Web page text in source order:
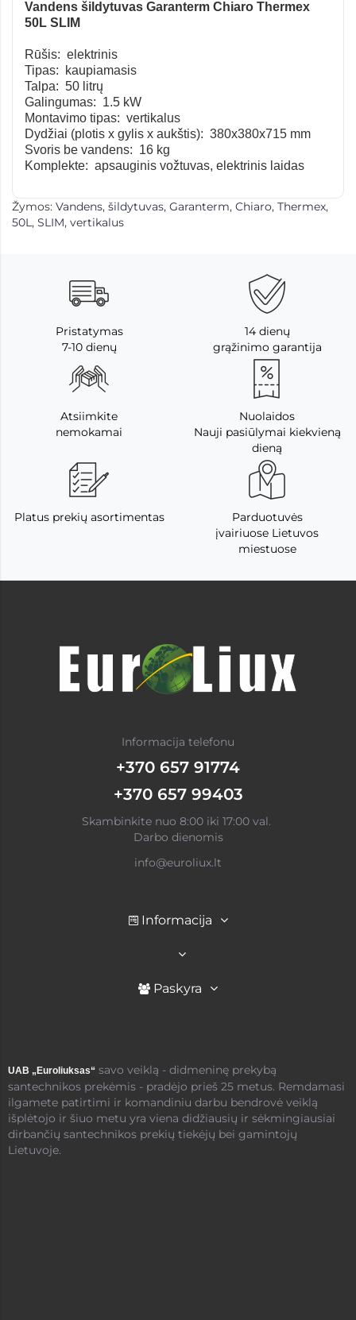
Vandens šildytuvas Garanterm Chiaro Thermex
50L SLIM
Rūšis: elektrinis
Tipas: kaupiamasis
Talpa: 50 litrų
Galingumas: 1.5 kW
Montavimo tipas: vertikalus
Dydžiai (plotis x gylis x aukštis): 380x380x715 mm
Svoris be vandens: 16 kg
Komplekte: apsauginis vožtuvas, elektrinis laidas
Žymos: Vandens, šildytuvas, Garanterm, Chiaro, Thermex,
50L, SLIM, vertikalus
Pristatymas
7-10 dienų
14 dienų
grąžinimo garantija
Atsiimkite
nemokamai
Nuolaidos
Nauji pasiūlymai kiekvieną
dieną
Platus prekių asortimentas
Parduotuvės
įvairiuose Lietuvos
miestuose
Informacija telefonu
+370 657 91774
+370 657 99403
Skambinkite nuo 8:00 iki 17:00 val.
Darbo dienomis
info@euroliux.lt
Informacija
Paskyra
UAB „Euroliuksas“ savo veiklą - didmeninę prekybą
santechnikos prekėmis - pradėjo prieš 25 metus. Remdamasi
ilgamete patirtimi ir komandiniu darbu bendrovė veiklą
išplėtojo ir šiuo metu yra viena didžiausių ir sėkmingiausiai
dirbančių santechnikos prekių tiekėjų bei gamintojų
Lietuvoje.